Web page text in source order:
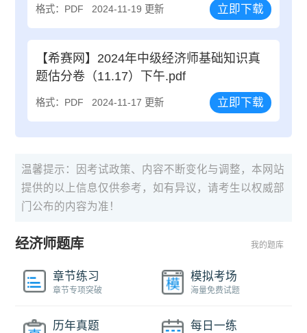
格式：PDF 2024-11-19 更新 立即下载
【希赛网】2024年中级经济师基础知识真
题估分卷（11.17）下午.pdf
格式：PDF 2024-11-17 更新 立即下载
温馨提示：因考试政策、内容不断变化与调整，本网站
提供的以上信息仅供参考，如有异议，请考生以权威部
门公布的内容为准！
经济师题库 我的题库
章节练习
章节专项突破
模拟考场
海量免费试题
历年真题 每日一练